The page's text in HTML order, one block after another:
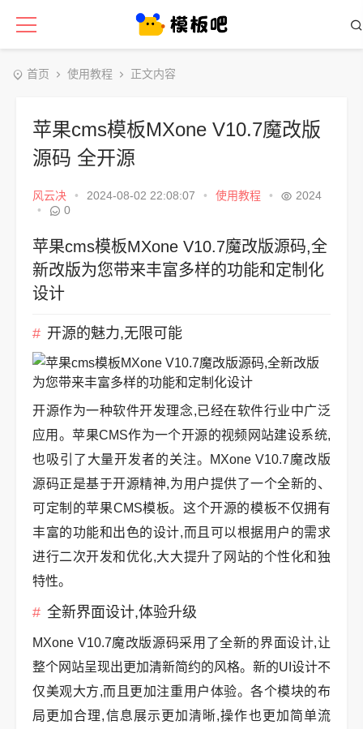
首页 使用教程 正文内容
苹果cms模板MXone V10.7魔改版
源码 全开源
风云决 • 2024-08-02 22:08:07 • 使用教程 •
2024
•
0
苹果cms模板MXone V10.7魔改版源码,全
新改版为您带来丰富多样的功能和定制化
设计
开源的魅力,无限可能
开源作为一种软件开发理念,已经在软件行业中广泛
应用。苹果CMS作为一个开源的视频网站建设系统,
也吸引了大量开发者的关注。MXone V10.7魔改版
源码正是基于开源精神,为用户提供了一个全新的、
可定制的苹果CMS模板。这个开源的模板不仅拥有
丰富的功能和出色的设计,而且可以根据用户的需求
进行二次开发和优化,大大提升了网站的个性化和独
特性。
全新界面设计,体验升级
MXone V10.7魔改版源码采用了全新的界面设计,让
整个网站呈现出更加清新简约的风格。新的UI设计不
仅美观大方,而且更加注重用户体验。各个模块的布
局更加合理,信息展示更加清晰,操作也更加简单流